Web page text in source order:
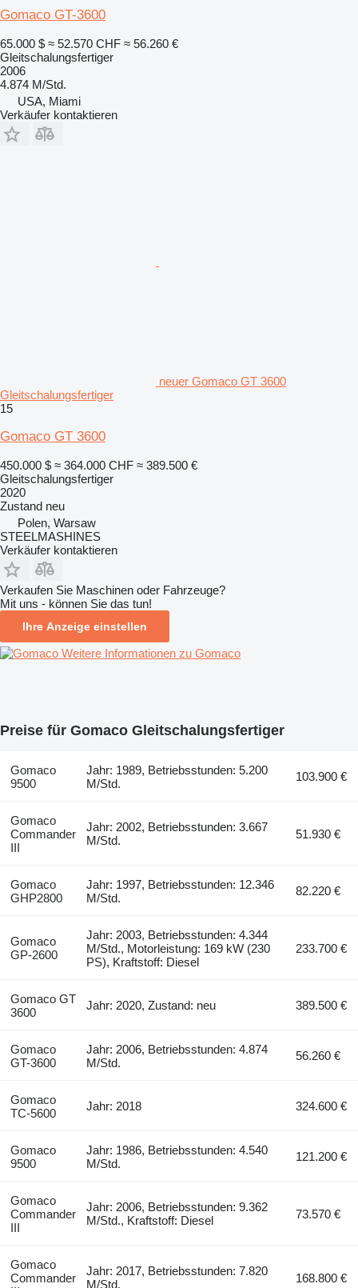
Gomaco GT-3600
65.000 $ ≈ 52.570 CHF ≈ 56.260 €
Gleitschalungsfertiger
2006
4.874 M/Std.
USA, Miami
Verkäufer kontaktieren
neuer Gomaco GT 3600
Gleitschalungsfertiger
15
Gomaco GT 3600
450.000 $ ≈ 364.000 CHF ≈ 389.500 €
Gleitschalungsfertiger
2020
Zustand neu
Polen, Warsaw
STEELMASHINES
Verkäufer kontaktieren
Verkaufen Sie Maschinen oder Fahrzeuge?
Mit uns - können Sie das tun!
Ihre Anzeige einstellen
Weitere Informationen zu Gomaco
Preise für Gomaco Gleitschalungsfertiger
Gomaco
9500
Jahr: 1989, Betriebsstunden: 5.200
M/Std.
103.900 €
Gomaco
Commander
III
Jahr: 2002, Betriebsstunden: 3.667
M/Std.
51.930 €
Gomaco
GHP2800
Jahr: 1997, Betriebsstunden: 12.346
M/Std.
82.220 €
Gomaco
GP-2600
Jahr: 2003, Betriebsstunden: 4.344
M/Std., Motorleistung: 169 kW (230
PS), Kraftstoff: Diesel
233.700 €
Gomaco GT
3600
Jahr: 2020, Zustand: neu 389.500 €
Gomaco
GT-3600
Jahr: 2006, Betriebsstunden: 4.874
M/Std.
56.260 €
Gomaco
TC-5600
Jahr: 2018 324.600 €
Gomaco
9500
Jahr: 1986, Betriebsstunden: 4.540
M/Std.
121.200 €
Gomaco
Commander
III
Jahr: 2006, Betriebsstunden: 9.362
M/Std., Kraftstoff: Diesel
73.570 €
Gomaco
Commander
Jahr: 2017, Betriebsstunden: 7.820
M/Std.
168.800 €